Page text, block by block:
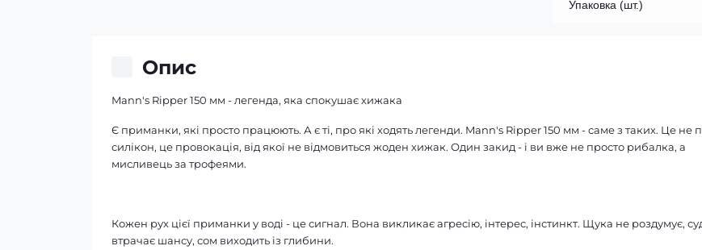
Упаковка (шт.)
Опис
Mann's Ripper 150 мм - легенда, яка спокушає хижака
Є приманки, які просто працюють. А є ті, про які ходять легенди. Mann's Ripper 150 мм - саме з таких. Це не
силікон, це провокація, від якої не відмовиться жоден хижак. Один закид - і ви вже не просто рибалка, а
мисливець за трофеями.
Кожен рух цієї приманки у воді - це сигнал. Вона викликає агресію, інтерес, інстинкт. Щука не роздумує,
втрачає шансу, сом виходить із глибини.